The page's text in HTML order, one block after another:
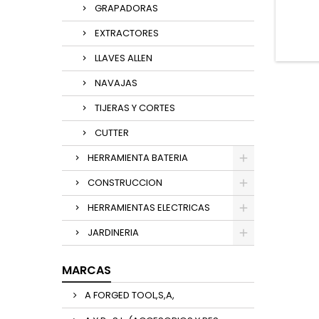
GRAPADORAS
EXTRACTORES
LLAVES ALLEN
NAVAJAS
TIJERAS Y CORTES
CUTTER
HERRAMIENTA BATERIA
CONSTRUCCION
HERRAMIENTAS ELECTRICAS
JARDINERIA
MARCAS
A FORGED TOOL,S,A,